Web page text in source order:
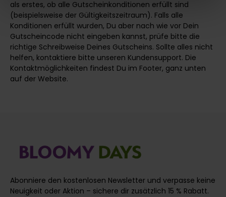
verarbeiten darf.
als erstes, ob alle Gutscheinkonditionen erfüllt sind
(beispielsweise der Gültigkeitszeitraum). Falls alle
Konditionen erfüllt wurden, Du aber nach wie vor Dein
Gutscheincode nicht eingeben kannst, prüfe bitte die
richtige Schreibweise Deines Gutscheins. Sollte alles nicht
helfen, kontaktiere bitte unseren Kundensupport. Die
Kontaktmöglichkeiten findest Du im Footer, ganz unten
auf der Website.
Abonniere den kostenlosen Newsletter und verpasse keine
Neuigkeit oder Aktion – sichere dir zusätzlich 15 % Rabatt.